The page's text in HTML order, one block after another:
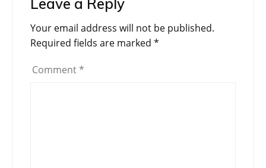
Leave a Reply
Your email address will not be published.
Required fields are marked *
Comment *